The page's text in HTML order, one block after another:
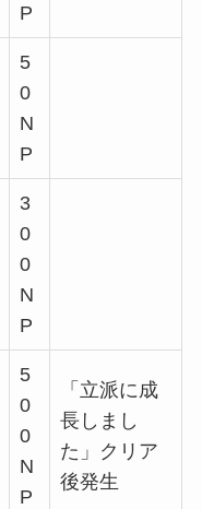
P
5
0
N
P
3
0
0
N
P
5
0
0
N
P
「立派に成
長しまし
た」クリア
後発生